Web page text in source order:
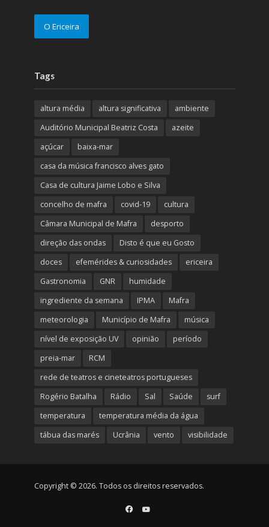
O Ericeira
Tags
altura média altura significativa
ambiente
Auditório Municipal Beatriz Costa
azeite
açúcar
baixa-mar
casa da música francisco alves gato
Casa de cultura Jaime Lobo e Silva
concelho de mafra
covid-19
cultura
Câmara Municipal de Mafra
desporto
direção das ondas
Disto é que eu Gosto
doces
efemérides & curiosidades
ericeira
Gastronomia
GNR
humidade
ingrediente da semana
IPMA
Mafra
meteorologia
Município de Mafra
música
nível de exposição UV
opinião
período
preia-mar
RCM
rede de teatros e cineteatros portugueses
Rogério Batalha
Rádio Sal Saúde
surf
temperatura
temperatura média da água
tábua das marés
Ucrânia vento visibilidade
Copyright © 2026. Todos os direitos reservados.